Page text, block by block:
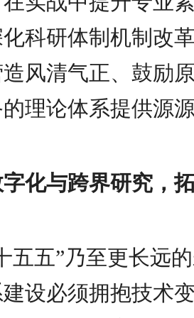
科研体制机制改
风清气正、鼓励
理论体系提供源
化与跨界研究，
五五”乃至更长远
设必须拥抱技术